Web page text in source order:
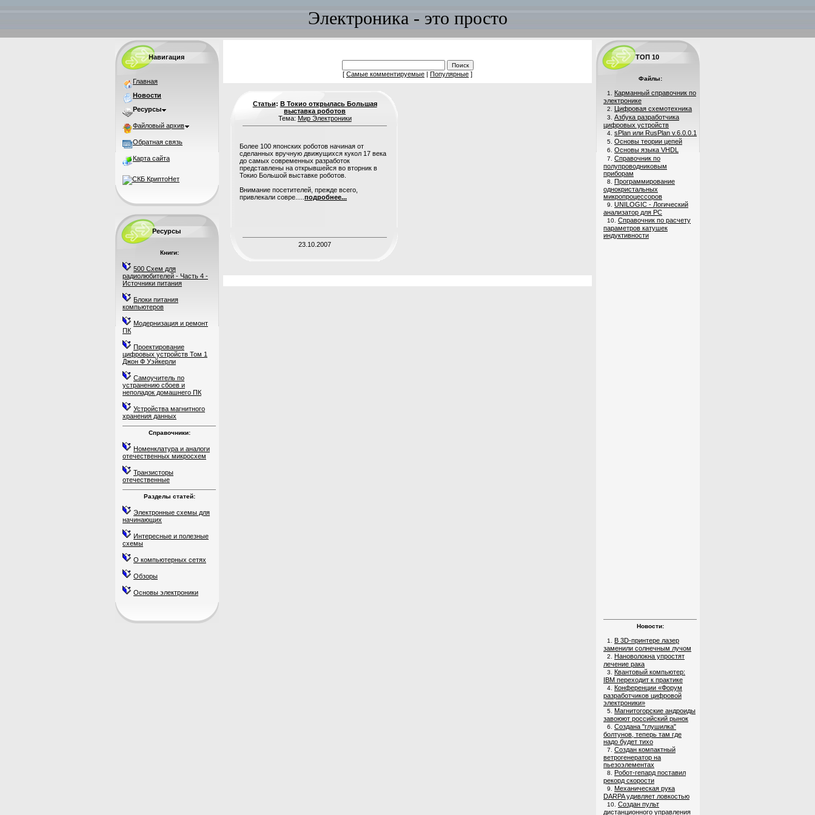
Электроника - это просто
Навигация
Главная
Новости
Ресурсы
Файловый архив
Обратная связь
Карта сайта
Ресурсы
Книги:
500 Схем для
радиолюбителей - Часть 4 -
Источники питания
Блоки питания
компьютеров
Модернизация и ремонт
ПК
Проектирование
цифровых устройств Том 1
Джон Ф Уэйкерли
Самоучитель по
устранению сбоев и
неполадок домашнего ПК
Устройства магнитного
хранения данных
Справочники:
Номенклатура и аналоги
отечественных микросхем
Транзисторы
отечественные
Разделы статей:
Электронные схемы для
начинающих
Интересные и полезные
схемы
О компьютерных сетях
Обзоры
Основы электроники
[ Самые комментируемые | Популярные ]
Статьи: В Токио открылась Большая
выставка роботов
Тема: Мир Электроники
Более 100 японских роботов начиная от
сделанных вручную движущихся кукол 17 века
до самых современных разработок
представлены на открывшейся во вторник в
Токио Большой выставке роботов.
Внимание посетителей, прежде всего,
привлекали совре..... подробнее...
23.10.2007
ТОП 10
Файлы:
1. Карманный справочник по
электронике
2. Цифровая схемотехника
3. Азбука разработчика
цифровых устройств
4. sPlan или RusPlan v.6.0.0.1
5. Основы теории цепей
6. Основы языка VHDL
7. Справочник по
полупроводниковым
приборам
8. Программирование
однокристальных
микропроцессоров
9. UNILOGIC - Логический
анализатор для PC
10. Справочник по расчету
параметров катушек
индуктивности
Новости:
1. В 3D-принтере лазер
заменили солнечным лучом
2. Нановолокна упростят
лечение рака
3. Квантовый компьютер:
IBM переходит к практике
4. Конференции «Форум
разработчиков цифровой
электроники»
5. Магнитогорские андроиды
завоюют российский рынок
6. Создана "глушилка"
болтунов, теперь там где
надо будет тихо
7. Создан компактный
ветрогенератор на
пьезоэлементах
8. Робот-гепард поставил
рекорд скорости
9. Механическая рука
DARPA удивляет ловкостью
10. Создан пульт
дистанционного управления